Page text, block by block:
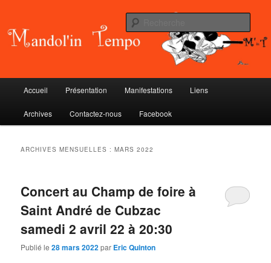
contenu
principal
contenu
secondaireMandol'in Tempo
principal
Accueil Présentation Manifestations Liens
Archives Contactez-nous Facebook
ARCHIVES MENSUELLES :MARS 2022
Concert au Champ de foire à
Saint André de Cubzac
samedi 2 avril 22 à 20:30
Publié le28 mars 2022par Eric Quinton